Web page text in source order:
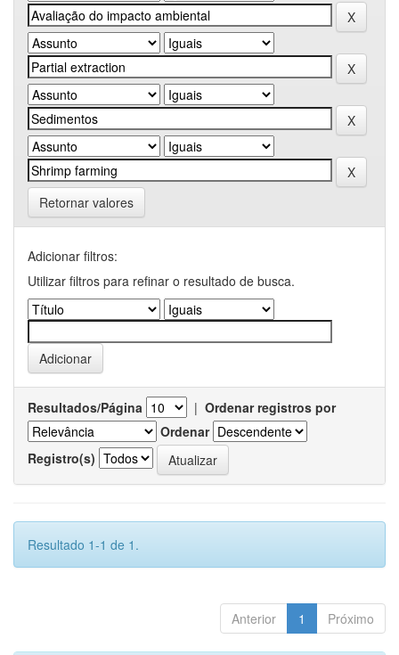
Retornar valores
Adicionar filtros:
Utilizar filtros para refinar o resultado de busca.
Resultados/Página | Ordenar registros por
Ordenar
Registro(s)
Resultado 1-1 de 1.
Anterior 1 Próximo